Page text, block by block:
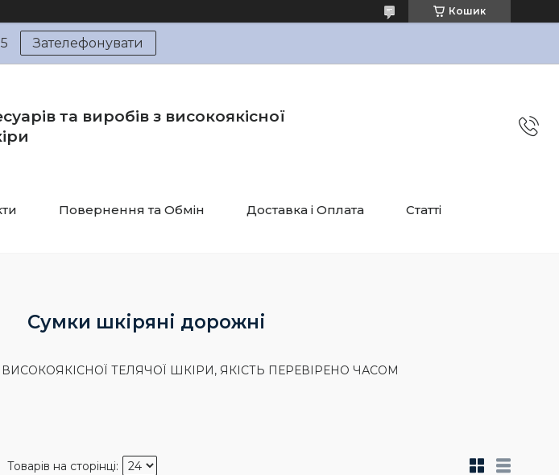
Кошик
Зателефонувати
та виробів з високоякісної
Повернення та Обмін Доставка і Оплата Статті
Сумки шкіряні дорожні
ТЕЛЯЧОЇ ШКІРИ, ЯКІСТЬ ПЕРЕВІРЕНО ЧАСОМ